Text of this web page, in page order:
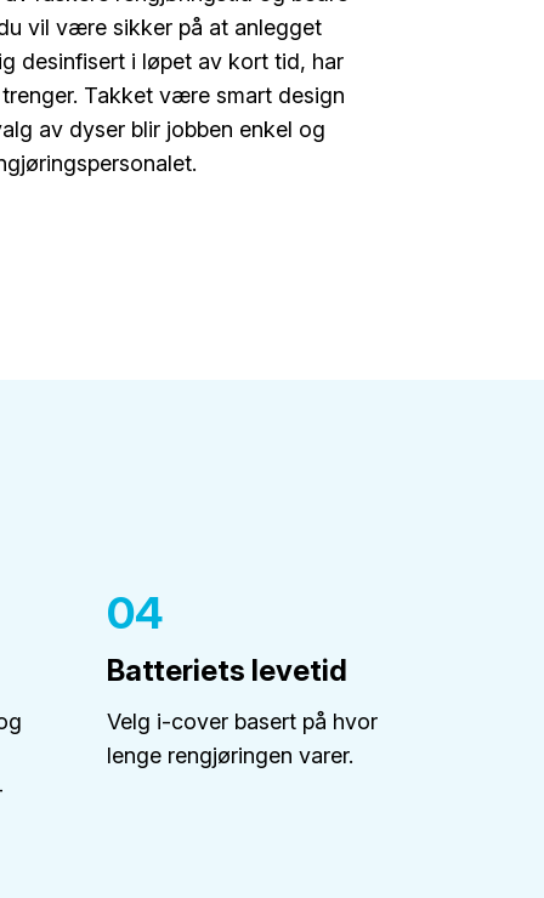
vil være sikker på at anlegget
desinfisert i løpet av kort tid, har
Takket være smart design
av dyser blir jobben enkel og
04
Batteriets levetid
Velg i-cover basert på hvor
lenge rengjøringen varer.